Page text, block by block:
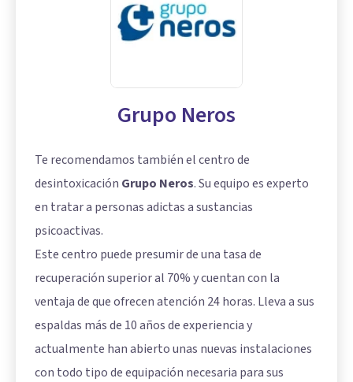
Grupo Neros
Te recomendamos también el centro de
desintoxicación Grupo Neros. Su equipo es experto
en tratar a personas adictas a sustancias
psicoactivas.
Este centro puede presumir de una tasa de
recuperación superior al 70% y cuentan con la
ventaja de que ofrecen atención 24 horas. Lleva a sus
espaldas más de 10 años de experiencia y
actualmente han abierto unas nuevas instalaciones
con todo tipo de equipación necesaria para sus